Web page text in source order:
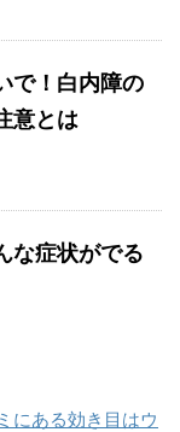
で！白内障の
意とは
な症状がでる
にある効き目はウ